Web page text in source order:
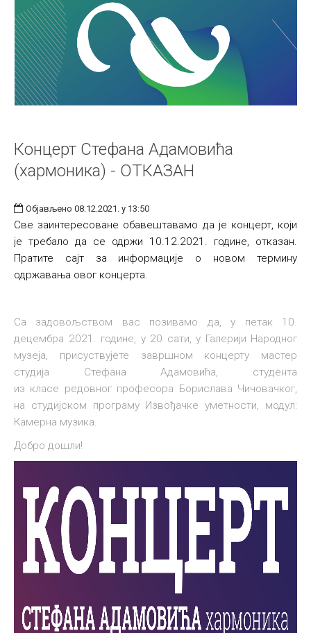
Концерт Стефана Адамовића
(хармоника) - ОТКАЗАН
Објављено 08.12.2021. у 13:50
Све заинтересоване обавештавамо да је концерт, који
је требало да се одржи 10.12.2021. године, отказан.
Пратите сајт за информације о новом термину
одржавања овог концерта.
Са задовољством вас позивамо да, у петак 10.
децембра 2021. године, у 20 сати, у Галерији Народног
музеја, присуствујете завршном концерту мастер
студија Стефана Адамовића, студента
из класе редовног професора Борислава Чичовачког,
на студијском програму Извођачке уметности, модул:
Камерна музика.
Добро дошли!